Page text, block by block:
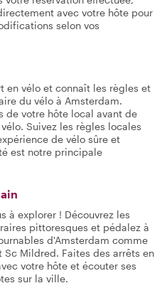
avec votre hôte pour
selon vos
en vélo et connaît les règles et
du vélo à Amsterdam.
de votre hôte local avant de
Suivez les règles locales
de vélo sûre et
est notre principale
à explorer ! Découvrez les
pittoresques et pédalez à
d'Amsterdam comme
Sc Mildred. Faites des arrêts en
votre hôte et écouter ses
sur la ville.